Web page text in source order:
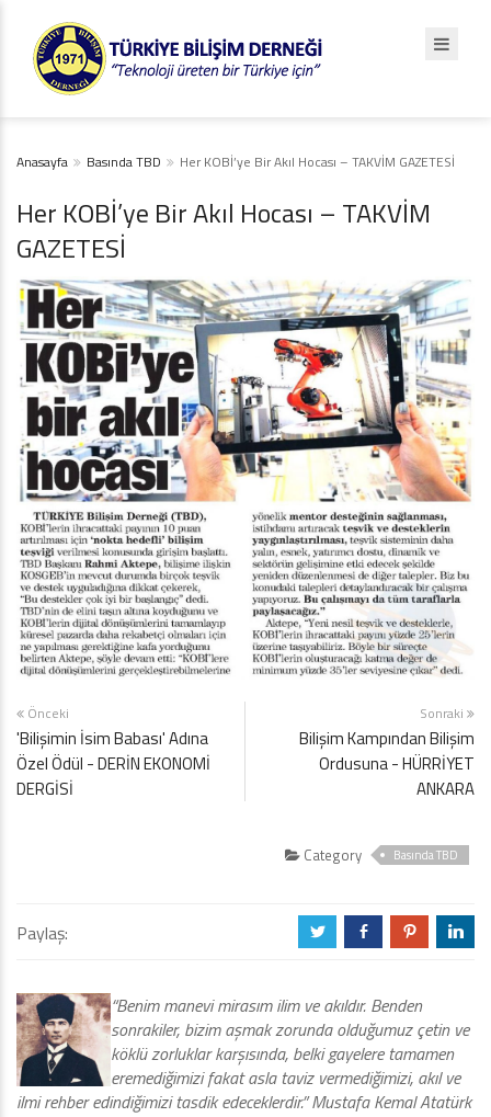
Anasayfa Basında TBD Her KOBİ’ye Bir Akıl Hocası – TAKVİM GAZETESİ
Her KOBİ’ye Bir Akıl Hocası – TAKVİM
GAZETESİ
Önceki
'Bilişimin İsim Babası' Adına
Özel Ödül - DERİN EKONOMİ
DERGİSİ
Sonraki
Bilişim Kampından Bilişim
Ordusuna - HÜRRİYET
ANKARA
Category Basında TBD
Paylaş: a b d j
“Benim manevi mirasım ilim ve akıldır. Benden
sonrakiler, bizim aşmak zorunda olduğumuz çetin ve
köklü zorluklar karşısında, belki gayelere tamamen
eremediğimizi fakat asla taviz vermediğimizi, akıl ve
ilmi rehber edindiğimizi tasdik edeceklerdir.” Mustafa Kemal Atatürk